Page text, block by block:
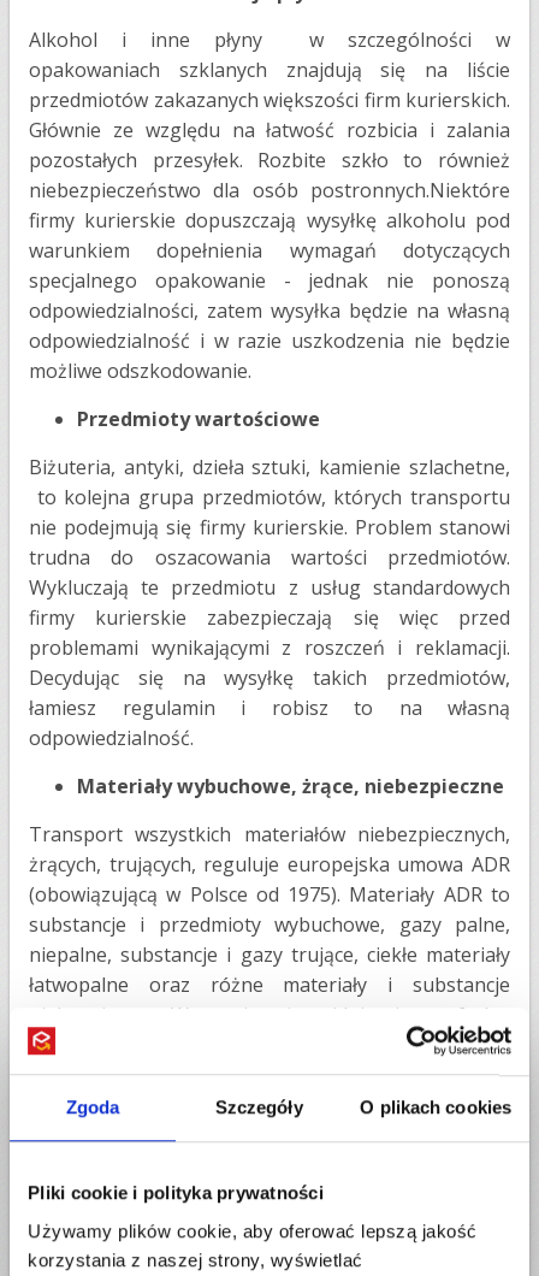
Zgoda Szczegóły O plikach cookies
Pliki cookie i polityka prywatności
Używamy plików cookie, aby oferować lepszą jakość
korzystania z naszej strony, wyświetlać
Alkohol i inne płyny w szczególności w
opakowaniach szklanych znajdują się na liście
przedmiotów zakazanych większości firm kurierskich.
Głównie ze względu na łatwość rozbicia i zalania
pozostałych przesyłek. Rozbite szkło to również
niebezpieczeństwo dla osób postronnych.Niektóre
firmy kurierskie dopuszczają wysyłkę alkoholu pod
warunkiem dopełnienia wymagań dotyczących
specjalnego opakowanie - jednak nie ponoszą
odpowiedzialności, zatem wysyłka będzie na własną
odpowiedzialność i w razie uszkodzenia nie będzie
możliwe odszkodowanie.
Przedmioty wartościowe
​Biżuteria, antyki, dzieła sztuki, kamienie szlachetne,
to kolejna grupa przedmiotów, których transportu
nie podejmują się firmy kurierskie. Problem stanowi
trudna do oszacowania wartości przedmiotów.
Wykluczają te przedmiotu z usług standardowych
firmy kurierskie zabezpieczają się więc przed
problemami wynikającymi z roszczeń i reklamacji.
Decydując się na wysyłkę takich przedmiotów,
łamiesz regulamin i robisz to na własną
odpowiedzialność.
Materiały wybuchowe, żrące, niebezpieczne
Transport wszystkich materiałów niebezpiecznych,
żrących, trujących, reguluje europejska umowa ADR
(obowiązującą w Polsce od 1975). Materiały ADR to
substancje i przedmioty wybuchowe, gazy palne,
niepalne, substancje i gazy trujące, ciekłe materiały
łatwopalne oraz różne materiały i substancje
niebezpieczne. W grupie tej znajdują się np. farby,
różne środki czystości, czy płyny motoryzacyjne
znajdujące się np. w akumulatora, silnikach (stąd też
konieczność opóźnienia i oczyszczenia elementów
motoryzacyjnych przed wysyłką).
Broń i amunicja
Grupa ta obejmuje zarówno broń, części broni,
amunicję, kamizelki kuloodporne a także imitację